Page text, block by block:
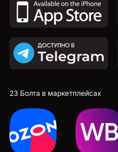
23 Болта в маркетплейсах